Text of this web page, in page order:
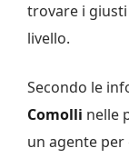
trovare i
livello.
Secondo le
Comolli nelle
un agente